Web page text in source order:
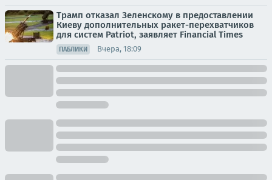
Трамп отказал Зеленскому в предоставлении
Киеву дополнительных ракет-перехватчиков
для систем Patriot, заявляет Financial Times
ПАБЛИКИ Вчера, 18:09